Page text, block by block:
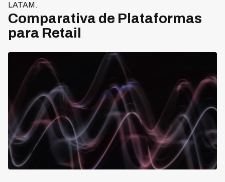
LATAM.
Comparativa de Plataformas
para Retail